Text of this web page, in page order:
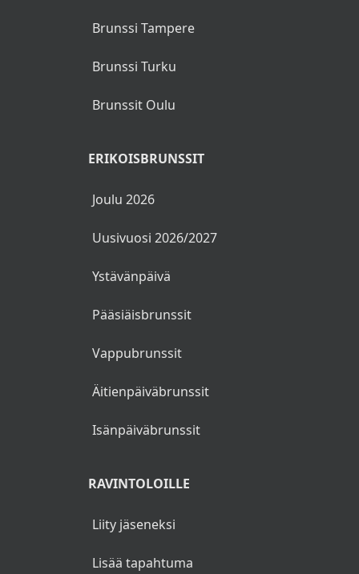
Brunssi Tampere
Brunssi Turku
Brunssit Oulu
ERIKOISBRUNSSIT
Joulu 2026
Uusivuosi 2026/2027
Ystävänpäivä
Pääsiäisbrunssit
Vappubrunssit
Äitienpäiväbrunssit
Isänpäiväbrunssit
RAVINTOLOILLE
Liity jäseneksi
Lisää tapahtuma